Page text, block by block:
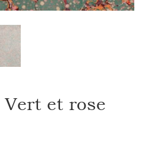
et rose